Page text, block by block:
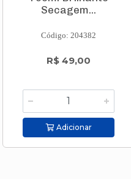
Secagem...
Código: 204382
R$ 49,00
Adicionar